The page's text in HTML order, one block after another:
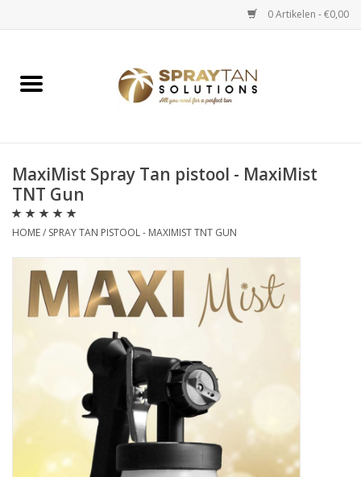
0 Artikelen - €0,00
Home
Spray Tan Starterspakketten
Spray Tan Vloeistoffen
Selftan producten
Salon verkoop
Verzorging / Accessoires
Onderdelen
Ventilatoren / Afzuiging
MaxiMist Spray Tan pistool - MaxiMist
TNT Gun
HOME/ SPRAY TAN PISTOOL - MAXIMIST TNT GUN